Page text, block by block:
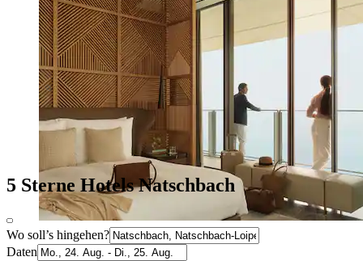
5 Sterne Hotels Natschbach
Wo soll’s hingehen?
Daten